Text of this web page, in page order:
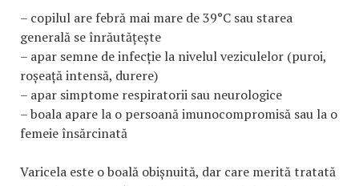
– copilul are febră mai mare de 39°C sau starea
generală se înrăutățește
– apar semne de infecție la nivelul veziculelor (puroi,
roșeață intensă, durere)
– apar simptome respiratorii sau neurologice
– boala apare la o persoană imunocompromisă sau la o
femeie însărcinată
Varicela este o boală obișnuită, dar care merită tratată